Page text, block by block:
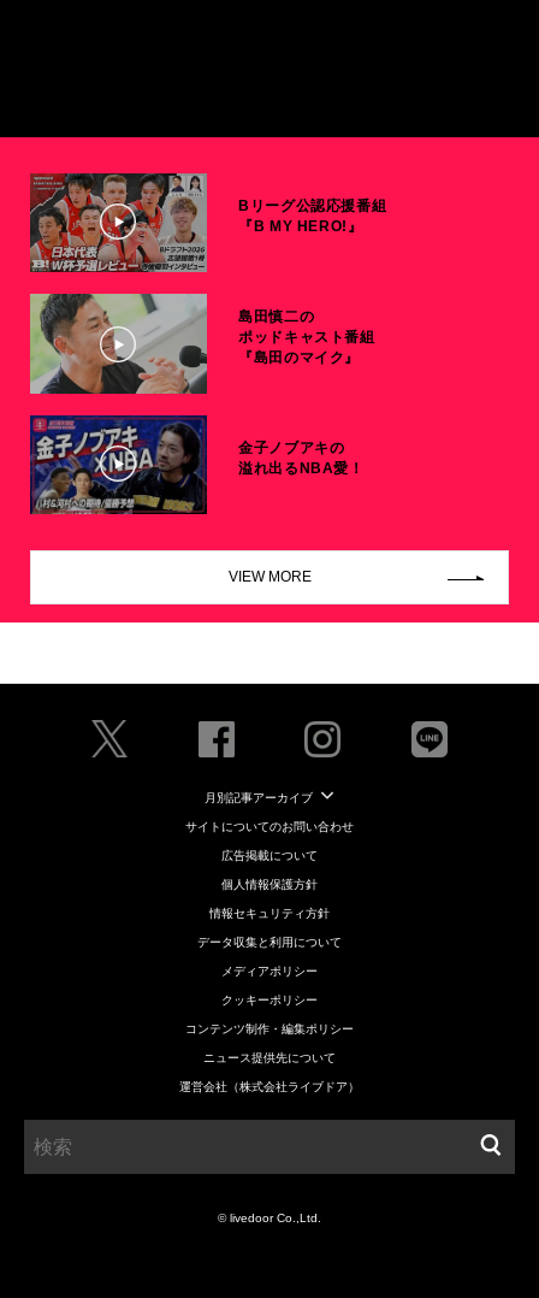
Bリーグ公認応援番組
『B MY HERO!』
島田慎二の
ポッドキャスト番組
『島田のマイク』
金子ノブアキの
溢れ出るNBA愛！
VIEW MORE
月別記事アーカイブ
サイトについてのお問い合わせ
広告掲載について
個人情報保護方針
情報セキュリティ方針
データ収集と利用について
メディアポリシー
クッキーポリシー
コンテンツ制作・編集ポリシー
ニュース提供先について
運営会社（株式会社ライブドア）
© livedoor Co.,Ltd.